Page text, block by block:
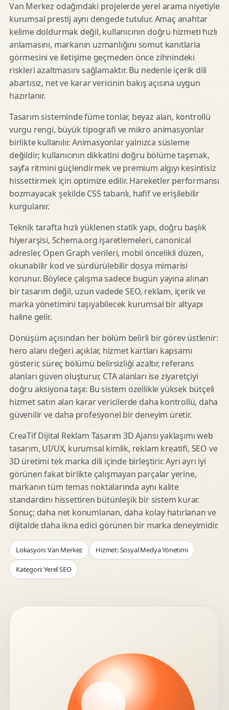
Van Merkez odağındaki projelerde yerel arama niyetiyle
kurumsal prestij aynı dengede tutulur. Amaç anahtar
kelime doldurmak değil, kullanıcının doğru hizmeti hızlı
anlamasını, markanın uzmanlığını somut kanıtlarla
görmesini ve iletişime geçmeden önce zihnindeki
riskleri azaltmasını sağlamaktır. Bu nedenle içerik dili
abartısız, net ve karar vericinin bakış açısına uygun
hazırlanır.
Tasarım sisteminde füme tonlar, beyaz alan, kontrollü
vurgu rengi, büyük tipografi ve mikro animasyonlar
birlikte kullanılır. Animasyonlar yalnızca süsleme
değildir; kullanıcının dikkatini doğru bölüme taşımak,
sayfa ritmini güçlendirmek ve premium algıyı kesintisiz
hissettirmek için optimize edilir. Hareketler performansı
bozmayacak şekilde CSS tabanlı, hafif ve erişilebilir
kurgulanır.
Teknik tarafta hızlı yüklenen statik yapı, doğru başlık
hiyerarşisi, Schema.org işaretlemeleri, canonical
adresler, Open Graph verileri, mobil öncelikli düzen,
okunabilir kod ve sürdürülebilir dosya mimarisi
korunur. Böylece çalışma sadece bugün yayına alınan
bir tasarım değil, uzun vadede SEO, reklam, içerik ve
marka yönetimini taşıyabilecek kurumsal bir altyapı
haline gelir.
Dönüşüm açısından her bölüm belirli bir görev üstlenir:
hero alanı değeri açıklar, hizmet kartları kapsamı
gösterir, süreç bölümü belirsizliği azaltır, referans
alanları güven oluşturur, CTA alanları ise ziyaretçiyi
doğru aksiyona taşır. Bu sistem özellikle yüksek bütçeli
hizmet satın alan karar vericilerde daha kontrollü, daha
güvenilir ve daha profesyonel bir deneyim üretir.
CreaTif Dijital Reklam Tasarım 3D Ajansı yaklaşımı web
tasarım, UI/UX, kurumsal kimlik, reklam kreatifi, SEO ve
3D üretimi tek marka dili içinde birleştirir. Ayrı ayrı iyi
görünen fakat birlikte çalışmayan parçalar yerine,
markanın tüm temas noktalarında aynı kalite
standardını hissettiren bütünleşik bir sistem kurar.
Sonuç; daha net konumlanan, daha kolay hatırlanan ve
dijitalde daha ikna edici görünen bir marka deneyimidir.
Lokasyon: Van Merkez Hizmet: Sosyal Medya Yönetimi
Kategori: Yerel SEO